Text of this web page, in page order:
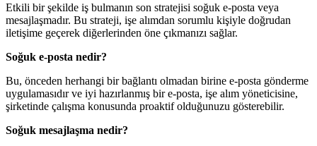
Etkili bir şekilde iş bulmanın son stratejisi soğuk e-posta veya
mesajlaşmadır. Bu strateji, işe alımdan sorumlu kişiyle doğrudan
iletişime geçerek diğerlerinden öne çıkmanızı sağlar.
Soğuk e-posta nedir?
Bu, önceden herhangi bir bağlantı olmadan birine e-posta gönderme
uygulamasıdır ve iyi hazırlanmış bir e-posta, işe alım yöneticisine,
şirketinde çalışma konusunda proaktif olduğunuzu gösterebilir.
Soğuk mesajlaşma nedir?